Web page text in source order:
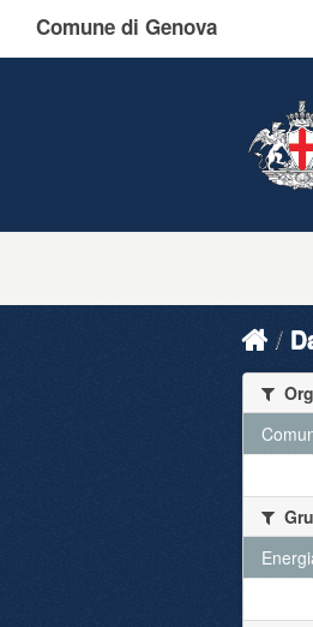
Comune di Genova